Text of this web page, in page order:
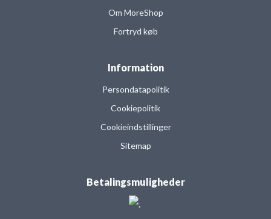
Om MoreShop
Fortryd køb
Information
Persondatapolitik
Cookiepolitik
Cookieindstillinger
Sitemap
Betalingsmuligheder